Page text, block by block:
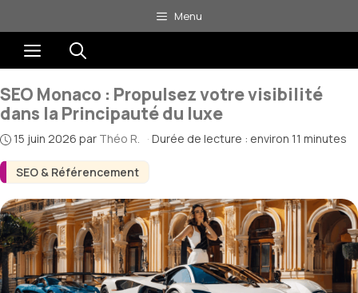
au
contenu
Menu
Menu
SEO & Référencement
SEO Monaco : Propulsez votre visibilité
dans la Principauté du luxe
15 juin 2026 par Théo R. · Durée de lecture : environ 11 minutes